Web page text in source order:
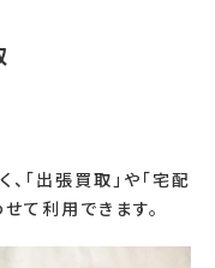
「出張買取」や「宅配
て利用できます。